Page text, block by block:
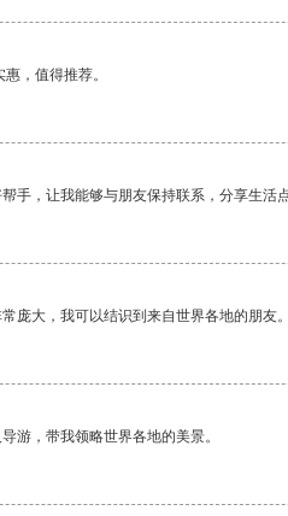
，值得推荐。
手，让我能够与朋友保持联系，分享生活点
庞大，我可以结识到来自世界各地的朋友。
游，带我领略世界各地的美景。